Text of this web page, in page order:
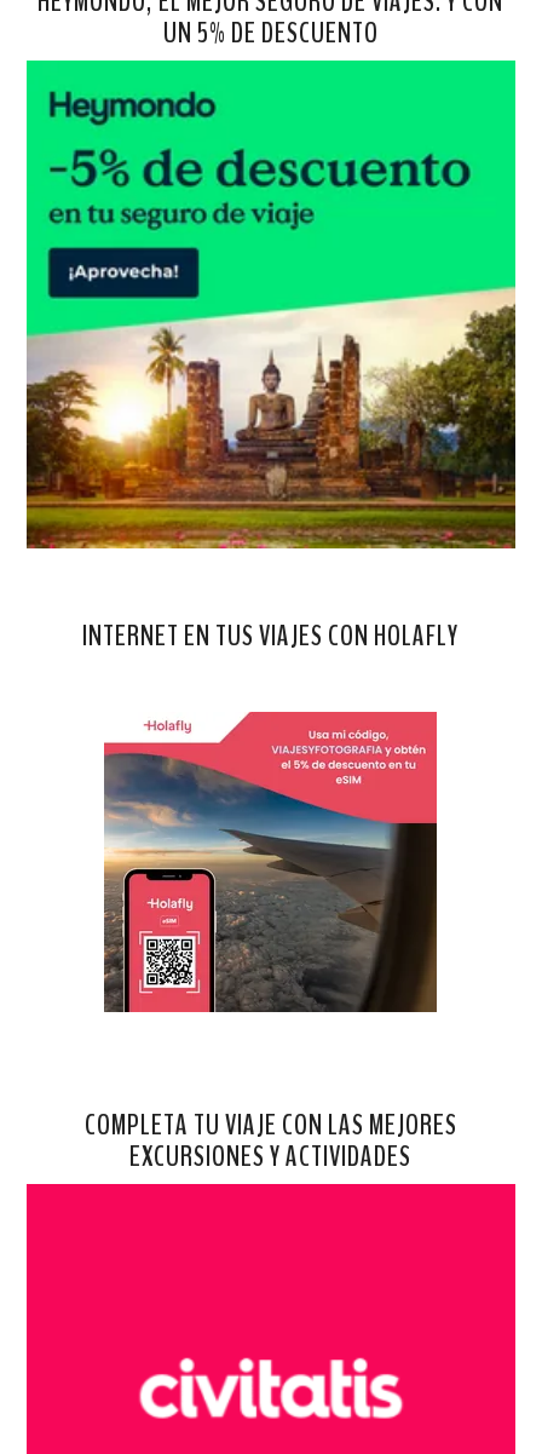
UN 5% DE DESCUENTO
INTERNET EN TUS VIAJES CON HOLAFLY
COMPLETA TU VIAJE CON LAS MEJORES
EXCURSIONES Y ACTIVIDADES